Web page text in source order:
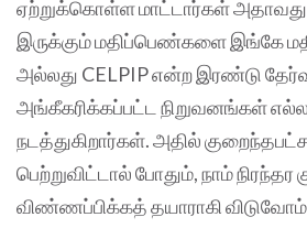
ஏற்றுக்கொள்ள மாட்டார்கள் அதாவது
இருக்கும் மதிப்பெண்களை இங்கே
அல்லது CELPIP என்ற இரண்டு
அங்கீகரிக்கப்பட்ட நிறுவனங்கள்
நடத்துகிறார்கள். அதில் குறைந்தபட்ச
பெற்றுவிட்டால் போதும், நாம் நிரந்தர
விண்ணப்பிக்கத் தயாராகி